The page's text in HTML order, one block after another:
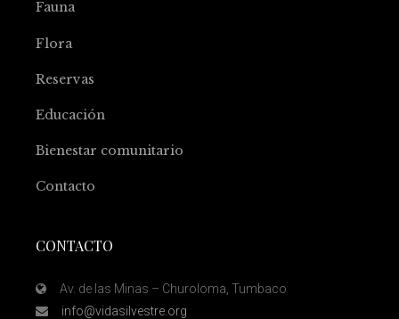
Fauna
Flora
Reservas
Educación
Bienestar comunitario
Contacto
CONTACTO
Av. de las Minas – Churoloma, Tumbaco
info@vidasilvestre.org